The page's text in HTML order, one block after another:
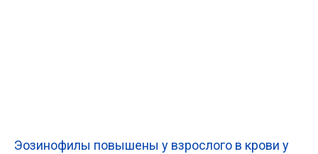
Эозинофилы повышены у взрослого в крови у